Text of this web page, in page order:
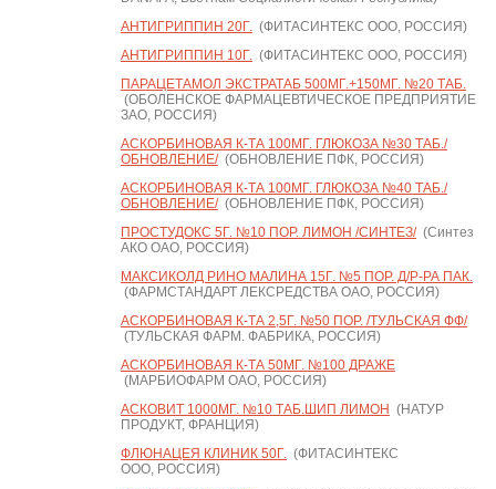
АНТИГРИППИН 20Г.(ФИТАСИНТЕКС ООО, РОССИЯ)
АНТИГРИППИН 10Г.(ФИТАСИНТЕКС ООО, РОССИЯ)
ПАРАЦЕТАМОЛ ЭКСТРАТАБ 500МГ.+150МГ. №20 ТАБ.
(ОБОЛЕНСКОЕ ФАРМАЦЕВТИЧЕСКОЕ ПРЕДПРИЯТИЕ
ЗАО, РОССИЯ)
АСКОРБИНОВАЯ К-ТА 100МГ. ГЛЮКОЗА №30 ТАБ./
ОБНОВЛЕНИЕ/(ОБНОВЛЕНИЕ ПФК, РОССИЯ)
АСКОРБИНОВАЯ К-ТА 100МГ. ГЛЮКОЗА №40 ТАБ./
ОБНОВЛЕНИЕ/(ОБНОВЛЕНИЕ ПФК, РОССИЯ)
ПРОСТУДОКС 5Г. №10 ПОР. ЛИМОН /СИНТЕЗ/(Синтез
АКО ОАО, РОССИЯ)
МАКСИКОЛД РИНО МАЛИНА 15Г. №5 ПОР. Д/Р-РА ПАК.
(ФАРМСТАНДАРТ ЛЕКСРЕДСТВА ОАО, РОССИЯ)
АСКОРБИНОВАЯ К-ТА 2,5Г. №50 ПОР. /ТУЛЬСКАЯ ФФ/
(ТУЛЬСКАЯ ФАРМ. ФАБРИКА, РОССИЯ)
АСКОРБИНОВАЯ К-ТА 50МГ. №100 ДРАЖЕ
(МАРБИОФАРМ ОАО, РОССИЯ)
АСКОВИТ 1000МГ. №10 ТАБ.ШИП ЛИМОН (НАТУР
ПРОДУКТ, ФРАНЦИЯ)
ФЛЮНАЦЕЯ КЛИНИК 50Г.(ФИТАСИНТЕКС
ООО, РОССИЯ)